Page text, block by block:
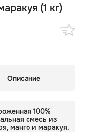
(1 кг)
Описание
100%
смесь из
манго и маракуя.